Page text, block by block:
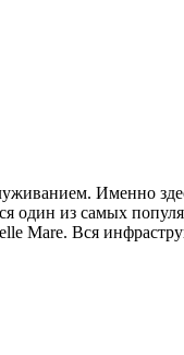
Именно
один из самых
Mare. Вся